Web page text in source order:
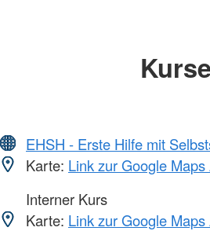
Kurse
EHSH - Erste Hilfe mit
Karte: Link zur Google
Interner Kurs
Karte: Link zur Google